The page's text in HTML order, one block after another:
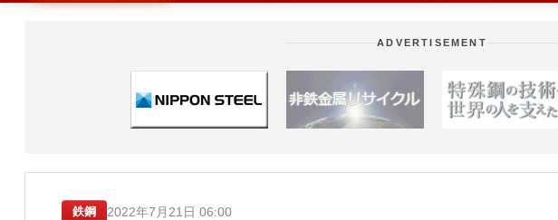
ADVERTISEMENT
鉄鋼 2022年7月21日 06:00